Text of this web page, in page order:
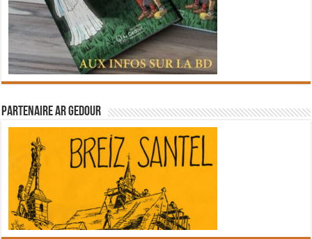
Partenaire Ar Gedour